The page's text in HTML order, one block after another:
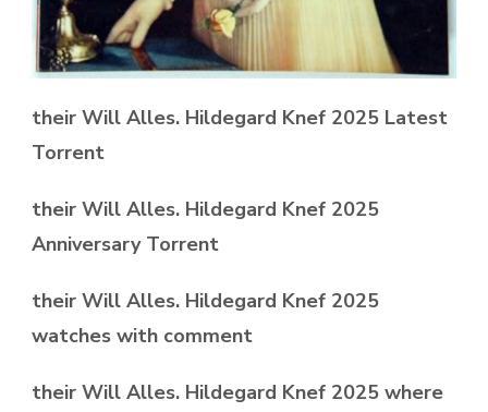
their Will Alles. Hildegard Knef 2025 Latest
Torrent
their Will Alles. Hildegard Knef 2025
Anniversary Torrent
their Will Alles. Hildegard Knef 2025
watches with comment
their Will Alles. Hildegard Knef 2025 where